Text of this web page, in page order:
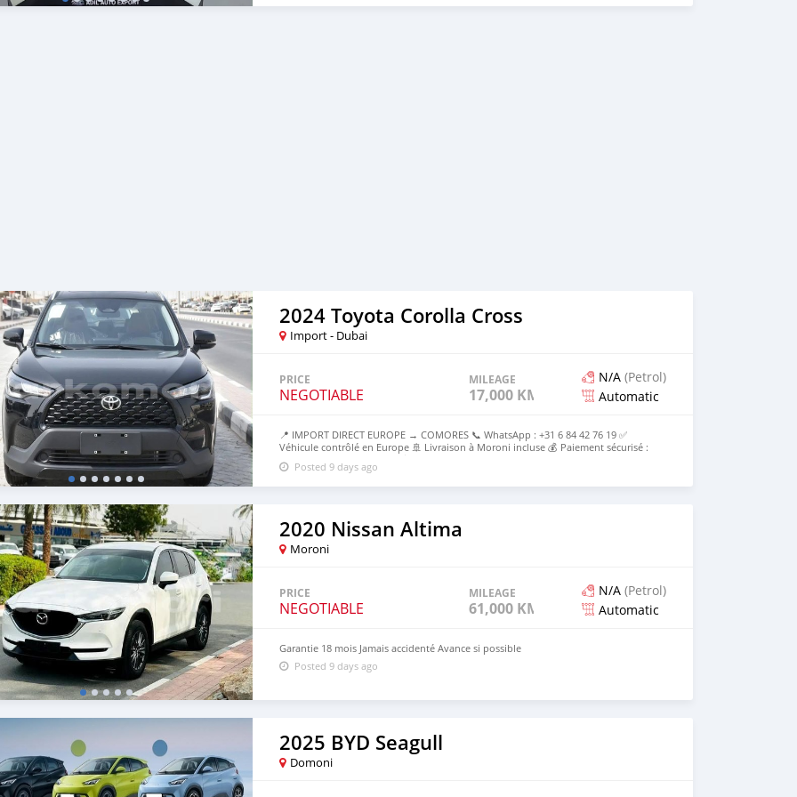
2024 Toyota Corolla Cross
Import - Dubai
PRICE
NEGOTIABLE
MILEAGE
17,000 KM
N/A (Petrol)
Automatic
📍 IMPORT DIRECT EUROPE → COMORES 📞 WhatsApp : +31 6 84 42 76 19 ✅
Véhicule contrôlé en Europe 🚢 Livraison à Moroni incluse 💰 Paiement sécurisé :
50% avant, 50% à l’arrivée 💰Prix rendu Moroni : [2000000 ] Tout compris
Posted 9 days ago
2020 Nissan Altima
Moroni
PRICE
NEGOTIABLE
MILEAGE
61,000 KM
N/A (Petrol)
Automatic
Garantie 18 mois Jamais accidenté Avance si possible
Posted 9 days ago
2025 BYD Seagull
Domoni